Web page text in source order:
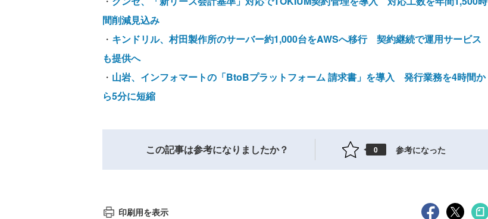
間削減見込み
・ キンドリル、村田製作所のサーバー約1,000台をAWSへ移行 契約継続で運用サービス
も提供へ
・ 山岩、インフォマートの「BtoBプラットフォーム 請求書」を導入 発行業務を4時間か
ら5分に短縮
この記事は参考になりましたか？ 0 参考になった
印刷用を表示